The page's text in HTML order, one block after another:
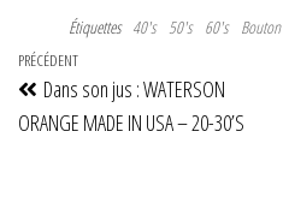
Étiquettes 40's 50's 60's Bouton
Navigation
de
l’article
Article
précédent
PRÉCÉDENT
Dans son jus : WATERSON
ORANGE MADE IN USA – 20-30’S